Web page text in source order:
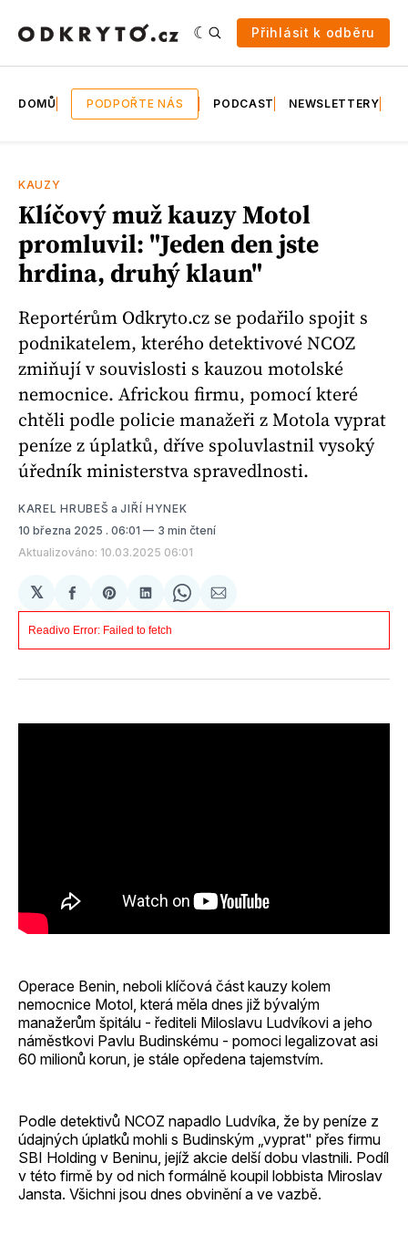
Přihlásit k odběru
DOMŮ PODPOŘTE NÁS PODCAST NEWSLETTERY
KAUZY
Klíčový muž kauzy Motol
promluvil: "Jeden den jste
hrdina, druhý klaun"
Reportérům Odkryto.cz se podařilo spojit s
podnikatelem, kterého detektivové NCOZ
zmiňují v souvislosti s kauzou motolské
nemocnice. Africkou firmu, pomocí které
chtěli podle policie manažeři z Motola vyprat
peníze z úplatků, dříve spoluvlastnil vysoký
úředník ministerstva spravedlnosti.
KAREL HRUBEŠ aJIŘÍ HYNEK
10 března 2025 . 06:01
3 min čtení
Aktualizováno: 10.03.2025 06:01
𝕏
Sdílet
na
Facebooku
Share
on
Pinterest
Sdílet
na
LinkedIn
Share
on
Sdílet
e-
Operace Benin, neboli klíčová část kauzy kolem
nemocnice Motol, která měla dnes již bývalým
manažerům špitálu - řediteli Miloslavu Ludvíkovi a jeho
náměstkovi Pavlu Budinskému - pomoci legalizovat asi
60 milionů korun, je stále opředena tajemstvím.
Podle detektivů NCOZ napadlo Ludvíka, že by peníze z
údajných úplatků mohli s Budinským „vyprat" přes firmu
SBI Holding v Beninu, jejíž akcie delší dobu vlastnili. Podíl
v této firmě by od nich formálně koupil lobbista Miroslav
Jansta. Všichni jsou dnes obvinění a ve vazbě.